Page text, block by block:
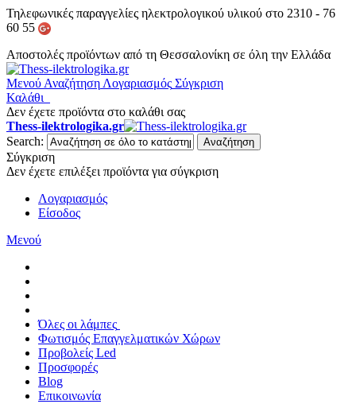
Τηλεφωνικές παραγγελίες ηλεκτρολογικού υλικού στο 2310 - 76
60 55
Αποστολές προϊόντων από τη Θεσσαλονίκη σε όλη την Ελλάδα
Μενού Αναζήτηση Λογαριασμός Σύγκριση
Καλάθι
Δεν έχετε προϊόντα στο καλάθι σας
Thess-ilektrologika.gr
Search:
Αναζήτηση
Σύγκριση
Δεν έχετε επιλέξει προϊόντα για σύγκριση
Λογαριασμός
Είσοδος
Μενού
Όλες οι λάμπες
Φωτισμός Επαγγελματικών Χώρων
Προβολείς Led
Προσφορές
Blog
Επικοινωνία